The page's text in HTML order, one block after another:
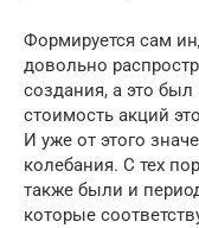
Формируется сам
довольно
создания, а это был
стоимость акций
И уже от этого
колебания. С тех
также были и
которые